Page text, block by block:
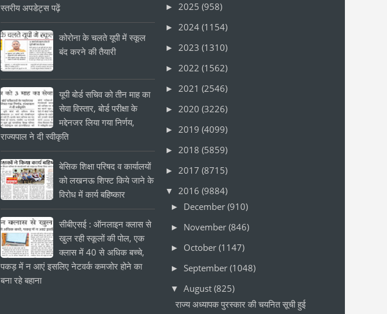
स्तरीय अपडेट्स पढ़ें
कोरोना के चलते यूपी में स्कूल
बंद करने की तैयारी
यूपी बोर्ड सचिव को तीन माह का
सेवा विस्तार, बोर्ड परीक्षा के
मद्देनजर लिया गया निर्णय,
राज्यपाल ने दी स्वीकृति
बेसिक शिक्षा परिषद व कार्यालयों
को लखनऊ शिफ्ट किये जाने के
विरोध में कार्य बहिष्कार
सीबीएसई : ऑनलाइन क्लास से
खुल रही स्कूलों की पोल, एक
क्लास में 40 से अधिक बच्चे,
पकड़ में न आएं इसलिए नेटवर्क कमजोर होने का
बना रहे बहाना
► 2025(958)
► 2024(1154)
► 2023(1310)
► 2022(1562)
► 2021(2546)
► 2020(3226)
► 2019(4099)
► 2018(5859)
► 2017(8715)
▼ 2016(9884)
► December(910)
► November(846)
► October(1147)
► September(1048)
▼August(825)
राज्य अध्यापक पुरस्कार की चयनित सूची हुई